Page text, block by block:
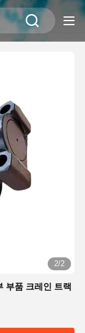
2/2
부품 크레인 트랙